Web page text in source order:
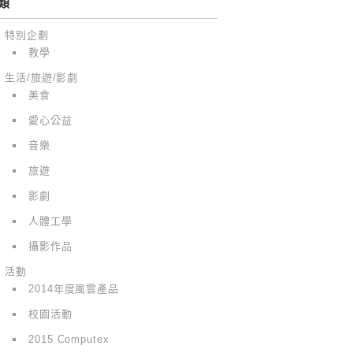
特別企劃
教學
生活/旅遊/影劇
美食
愛心公益
音樂
旅遊
影劇
人體工學
攝影作品
活動
2014年度風雲產品
校園活動
2015 Computex